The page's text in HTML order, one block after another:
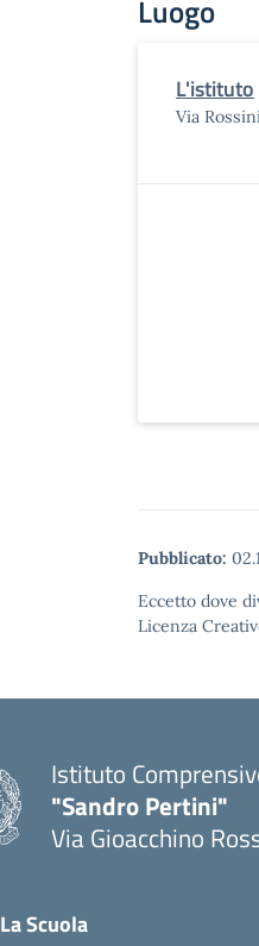
Luogo
L'istituto
Via
Pubblicato:
Eccetto dove
Licenza
Istituto
"Sandro Pertini"
Via Gioacchino
La Scuola